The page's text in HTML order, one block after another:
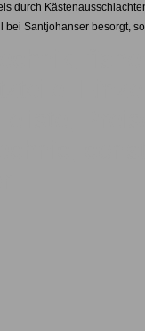
durch
bei Santjohanser besorgt,